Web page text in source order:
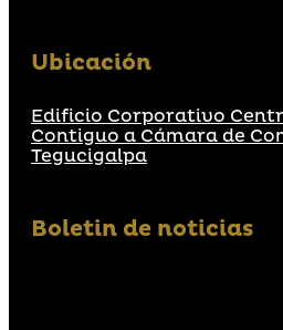
Ubicación
Edificio Corporativo
Contiguo a Cámara de
Tegucigalpa
Boletin de noticias